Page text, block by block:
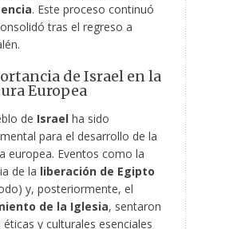
. Este proceso continuó
tras el regreso a
de Israel en la
Europea
de Israel ha sido
para el desarrollo de la
europea. Eventos como la
de la liberación de Egipto
y, posteriormente, el
de la Iglesia, sentaron
éticas y culturales esenciales